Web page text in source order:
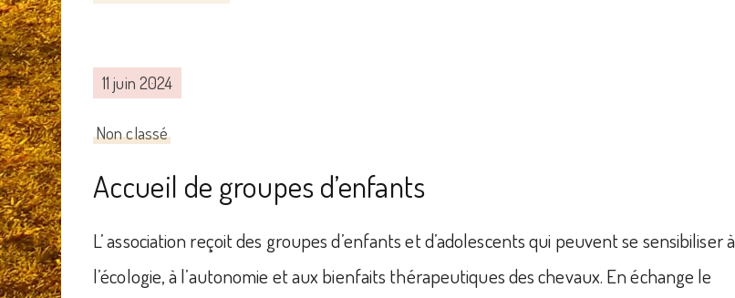
11 juin 2024
Non classé
Accueil de groupes d’enfants
L’ association reçoit des groupes d’enfants et d’adolescents qui peuvent se sensibiliser à
l’écologie, à l’autonomie et aux bienfaits thérapeutiques des chevaux. En échange le